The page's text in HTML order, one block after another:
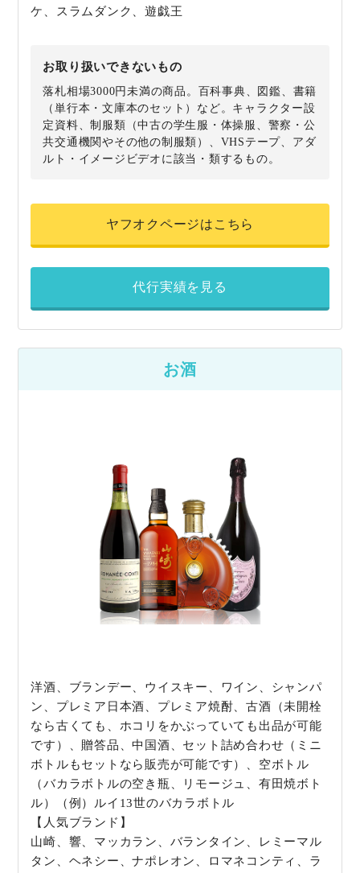
ケ、スラムダンク、遊戯王
お取り扱いできないもの
落札相場3000円未満の商品。百科事典、図鑑、書籍
（単行本・文庫本のセット）など。キャラクター設
定資料、制服類（中古の学生服・体操服、警察・公
共交通機関やその他の制服類）、VHSテープ、アダ
ルト・イメージビデオに該当・類するもの。
ヤフオクページはこちら
代行実績を見る
お酒
洋酒、ブランデー、ウイスキー、ワイン、シャンパ
ン、プレミア日本酒、プレミア焼酎、古酒（未開栓
なら古くても、ホコリをかぶっていても出品が可能
です）、贈答品、中国酒、セット詰め合わせ（ミニ
ボトルもセットなら販売が可能です）、空ボトル
（バカラボトルの空き瓶、リモージュ、有田焼ボト
ル）（例）ルイ13世のバカラボトル
【人気ブランド】
山崎、響、マッカラン、バランタイン、レミーマル
タン、ヘネシー、ナポレオン、ロマネコンティ、ラ